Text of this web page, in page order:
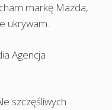
markę Mazda,
ukrywam.
szczęśliwych